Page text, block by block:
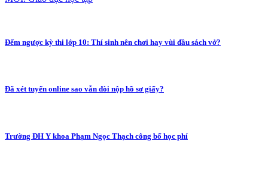
Đếm ngược kỳ thi lớp 10: Thí sinh nên chơi hay vùi đầu sách vở?
Đã xét tuyển online sao vẫn đòi nộp hồ sơ giấy?
Trường ĐH Y khoa Phạm Ngọc Thạch công bố học phí